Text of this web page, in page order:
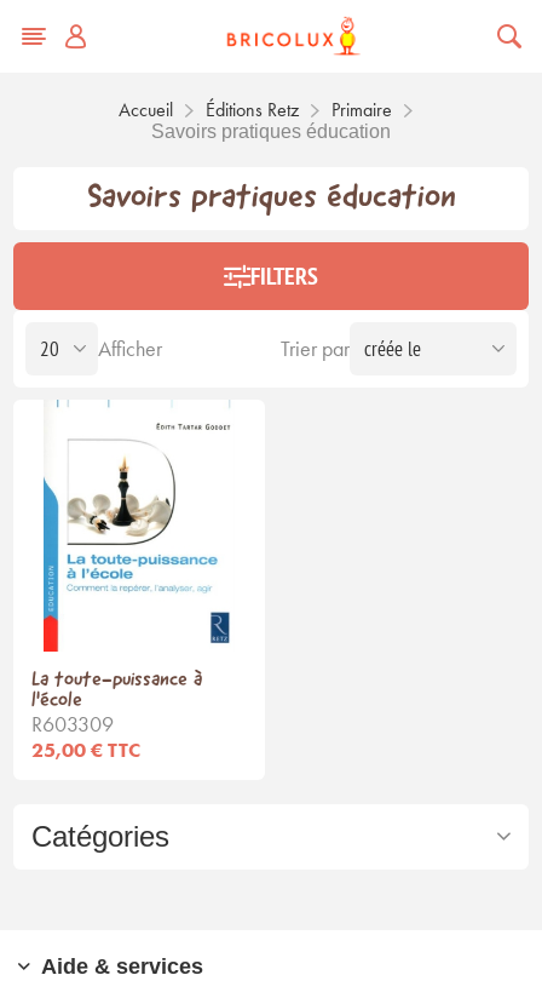
Accueil Éditions Retz Primaire
Savoirs pratiques éducation
Catégories
Savoirs pratiques éducation
FILTERS
Trier par
Afficher
La toute-puissance à
l'école
R603309
25,00 € TTC
Aide & services